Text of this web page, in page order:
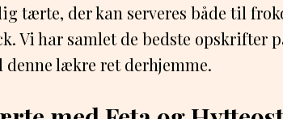
tærte, der kan serveres både til
Vi har samlet de bedste opskrifter
lækre ret derhjemme.